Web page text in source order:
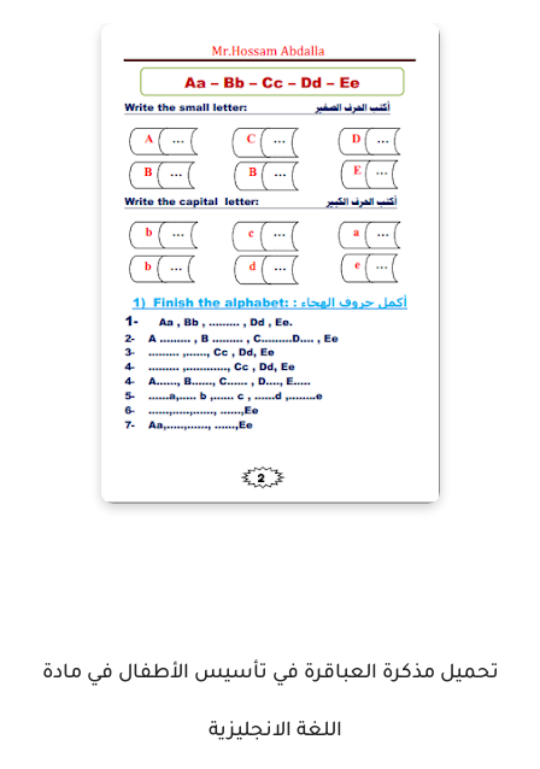
تحميل مذكرة العباقرة في تأسيس الأطفال في مادة
اللغة الانجليزية